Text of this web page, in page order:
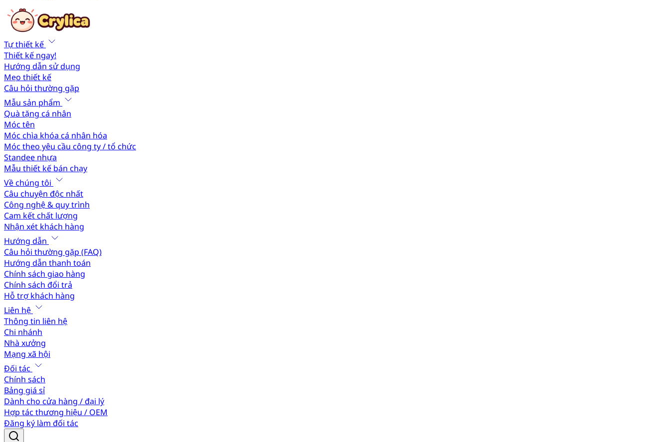
Tự thiết kế
Thiết kế ngay!
Hướng dẫn sử dụng
Mẹo thiết kế
Câu hỏi thường gặp
Mẫu sản phẩm
Quà tặng cá nhân
Móc tên
Móc chìa khóa cá nhân hóa
Móc theo yêu cầu công ty / tổ chức
Standee nhựa
Mẫu thiết kế bán chạy
Về chúng tôi
Câu chuyện độc nhất
Công nghệ & quy trình
Cam kết chất lượng
Nhận xét khách hàng
Hướng dẫn
Câu hỏi thường gặp (FAQ)
Hướng dẫn thanh toán
Chính sách giao hàng
Chính sách đổi trả
Hỗ trợ khách hàng
Liên hệ
Thông tin liên hệ
Chi nhánh
Nhà xưởng
Mạng xã hội
Đối tác
Chính sách
Bảng giá sỉ
Dành cho cửa hàng / đại lý
Hợp tác thương hiệu / OEM
Đăng ký làm đối tác